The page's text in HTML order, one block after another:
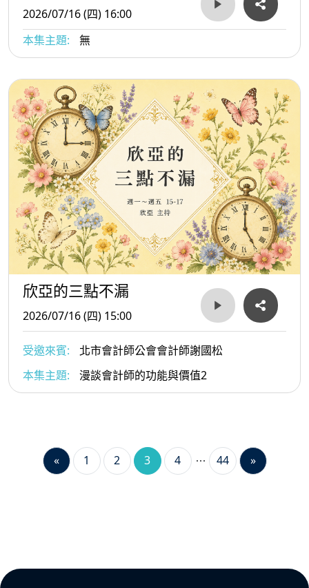
2026/07/16 (四) 16:00
本集主題:
無
欣亞的三點不漏
2026/07/16 (四) 15:00
受邀來賓:
北市會計師公會會計師謝國松
本集主題:
漫談會計師的功能與價值2
« 1 2 3 4 44 »